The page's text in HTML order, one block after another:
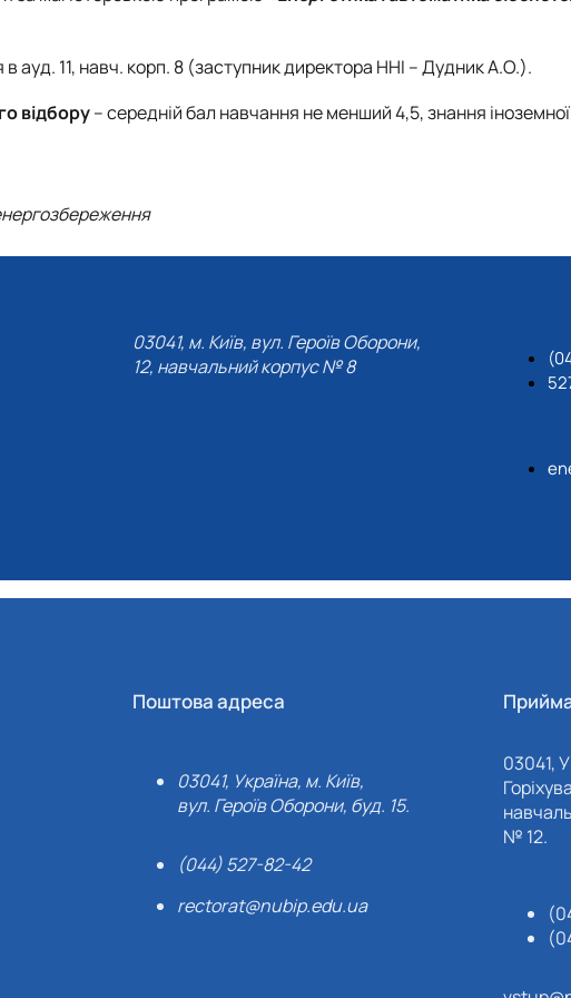
ауд. 11, навч. корп. 8 (заступник директора ННІ – Дудник А.О.).
відбору– середній бал навчання не менший 4,5, знання
03041, м. Київ, вул. Героїв Оборони,
12, навчальний корпус № 8
Поштова адреса
03041, Україна, м. Київ,
вул. Героїв Оборони, буд. 15.
(044) 527-82-42
rectorat@nubip.edu.ua
03041,
№ 12.